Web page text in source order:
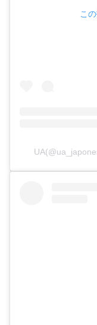
こ